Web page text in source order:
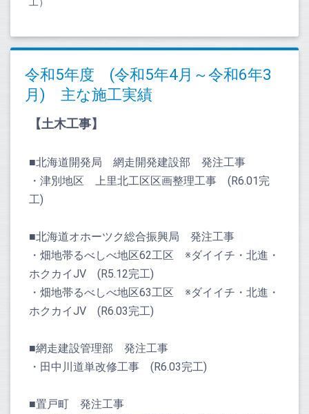
工）
令和5年度 (令和5年4月～令和6年3
月) 主な施工実績
【土木工事】
■北海道開発局 網走開発建設部 発注工事
・津別地区 上里北工区区画整理工事 (R6.01完
工)
■北海道オホーツク総合振興局 発注工事
・畑地帯るべしべ地区62工区 ※ダイイチ・北進・
ホクカイJV (R5.12完工)
・畑地帯るべしべ地区63工区 ※ダイイチ・北進・
ホクカイJV (R6.03完工)
■網走建設管理部 発注工事
・田中川道単改修工事 (R6.03完工)
■置戸町 発注工事